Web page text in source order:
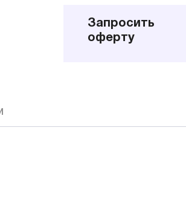
Запросить
оферту